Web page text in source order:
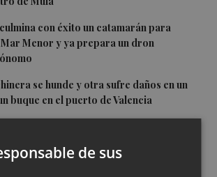
con éxito un catamarán para
Menor y ya prepara un dron
se hunde y otra sufre daños en un
buque en el puerto de Valencia
de sus